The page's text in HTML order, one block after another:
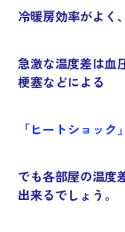
冷暖房効率がよく
急激な温度差は血
梗塞などによる
「ヒートショック」
でも各部屋の温度
出来るでしょう。